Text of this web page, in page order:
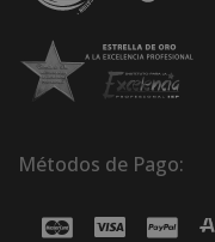
Métodos de Pago: